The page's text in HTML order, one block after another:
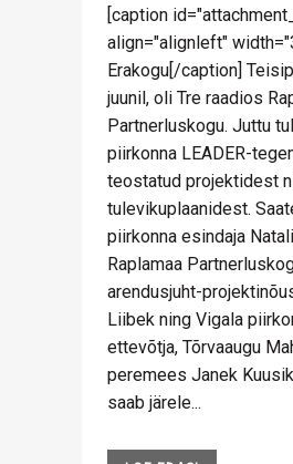
[caption
align="alignleft"
Erakogu[/caption]
juunil, oli Tre raadios
Partnerluskogu. Juttu
piirkonna LEADER-
teostatud projektidest
tulevikuplaanidest.
piirkonna esindaja
Raplamaa
arendusjuht-
Liibek ning Vigala
ettevõtja, Tõrvaaugu
peremees Janek
saab järele...